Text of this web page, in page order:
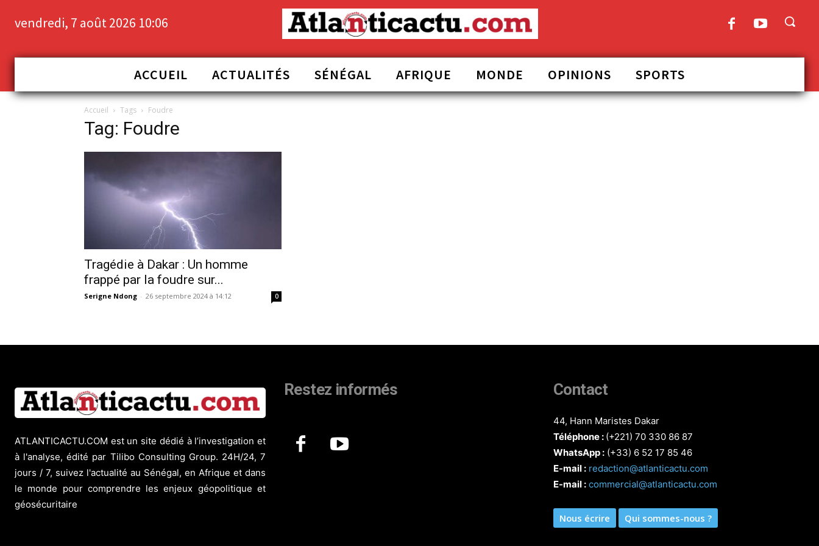
vendredi, 7 août 2026 10:06
ACCUEIL ACTUALITÉS SÉNÉGAL AFRIQUE MONDE OPINIONS SPORTS
Accueil Tags Foudre
Tag: Foudre
Tragédie à Dakar : Un homme
frappé par la foudre sur...
Serigne Ndong - 26 septembre 2024 à 14:12 0
ATLANTICACTU.COM est un site dédié à l’investigation et
à l'analyse, édité par Tilibo Consulting Group. 24H/24, 7
jours / 7, suivez l'actualité au Sénégal, en Afrique et dans
le monde pour comprendre les enjeux géopolitique et
géosécuritaire
Restez informés Contact
44, Hann Maristes Dakar
Téléphone : (+221) 70 330 86 87‬
WhatsApp : (+33) 6 52 17 85 46
E-mail : redaction@atlanticactu.com
E-mail : commercial@atlanticactu.com
Nous écrire Qui sommes-nous ?